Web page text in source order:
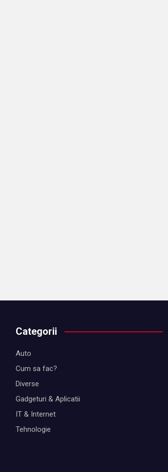
Categorii
Auto
Cum sa fac?
Diverse
Gadgeturi & Aplicatii
IT & Internet
Tehnologie